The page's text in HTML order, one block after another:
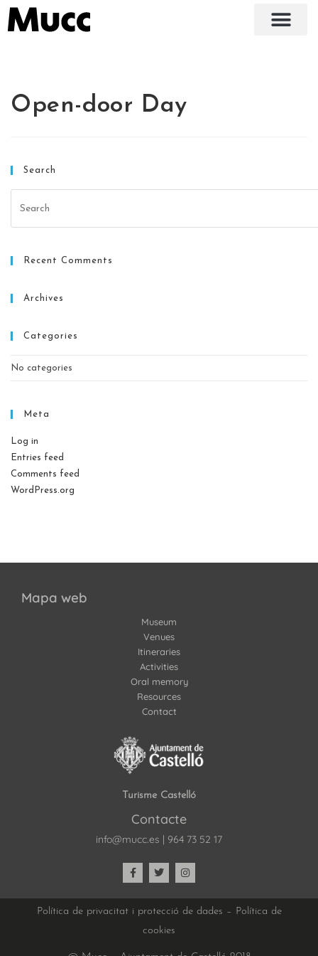
Open-door Day
Search
Recent Comments
Archives
Categories
No categories
Meta
Log in
Entries feed
Comments feed
WordPress.org
Mapa web
Museum
Venues
Itineraries
Activities
Oral memory
Resources
Contact
Turisme Castelló
Contacte
info@mucc.es | 964 73 52 17
Política de privacitat i protecció de dades – Política de
cookies